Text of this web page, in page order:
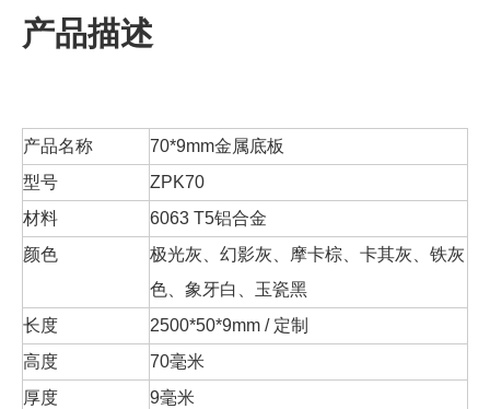
产品描述
产品名称
70*9mm金属底板
型号
ZPK70
材料
6063 T5铝合金
颜色
极光灰、幻影灰、摩卡棕、卡其灰、铁灰
色、象牙白、玉瓷黑
长度
2500*50*9mm / 定制
高度
70毫米
厚度
9毫米